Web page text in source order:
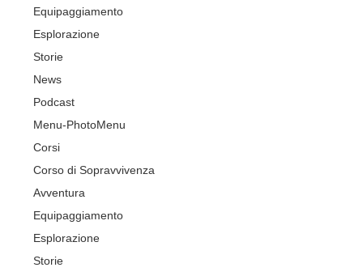
Equipaggiamento
Esplorazione
Storie
News
Podcast
Menu-PhotoMenu
Corsi
Corso di Sopravvivenza
Avventura
Equipaggiamento
Esplorazione
Storie